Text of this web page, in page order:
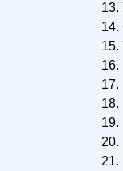
13.
14.
15.
16.
17.
18.
19.
20.
21.